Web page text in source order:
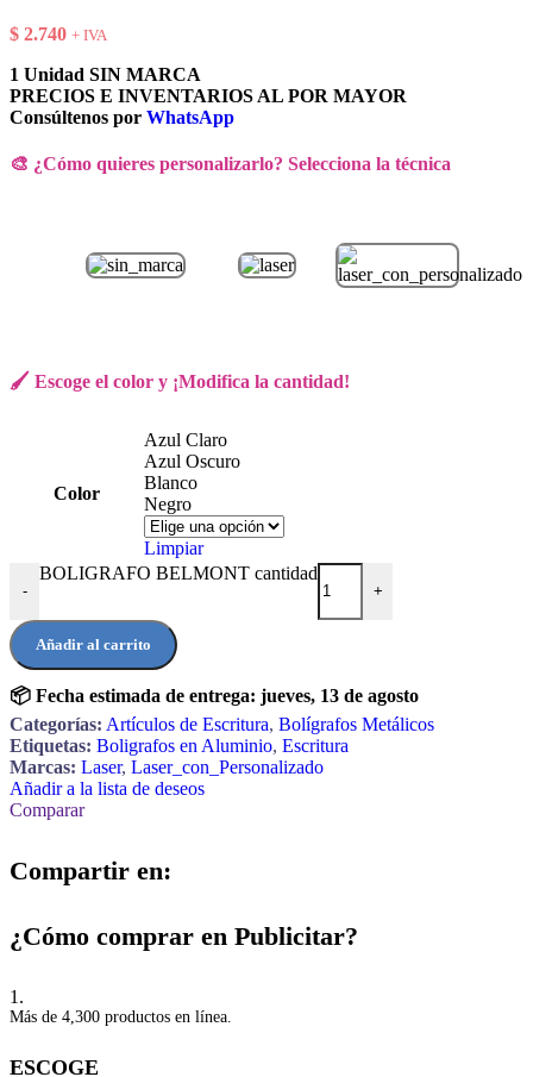
$ 2.740 + IVA
1 Unidad SIN MARCA
PRECIOS E INVENTARIOS AL POR MAYOR
Consúltenos por WhatsApp
🎨 ¿Cómo quieres personalizarlo? Selecciona la técnica
🖌️ Escoge el color y ¡Modifica la cantidad!
Color
Azul Claro
Azul Oscuro
Blanco
Negro
Limpiar
-
BOLIGRAFO BELMONT cantidad
+
Añadir al carrito
📦 Fecha estimada de entrega: jueves, 13 de agosto
Categorías: Artículos de Escritura, Bolígrafos Metálicos
Etiquetas: Boligrafos en Aluminio, Escritura
Marcas: Laser, Laser_con_Personalizado
Añadir a la lista de deseos
Comparar
Compartir en:
¿Cómo comprar en Publicitar?
1.
Más de 4,300 productos en línea.
ESCOGE